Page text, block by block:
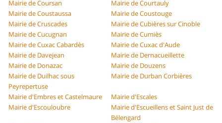
Mairie de Coursan
Mairie de Courtauly
Mairie de Coustaussa
Mairie de Coustouge
Mairie de Cruscades
Mairie de Cubières sur Cinoble
Mairie de Cucugnan
Mairie de Cumiès
Mairie de Cuxac Cabardès
Mairie de Cuxac d'Aude
Mairie de Davejean
Mairie de Dernacueillette
Mairie de Donazac
Mairie de Douzens
Mairie de Duilhac sous
Peyrepertuse
Mairie de Durban Corbières
Mairie d'Embres et Castelmaure
Mairie d'Escales
Mairie d'Escouloubre
Mairie d'Escueillens et Saint Just de
Bélengard